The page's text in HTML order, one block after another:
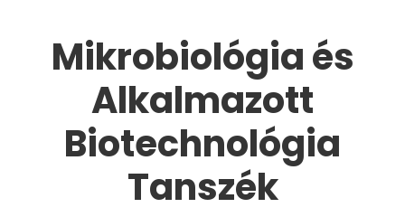
Mikrobiológia és
Alkalmazott
Biotechnológia
Tanszék